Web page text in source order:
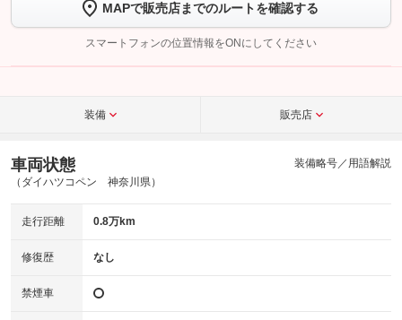
トーク画面で
ボタンをタップして問い合わせを
完了してください。
こちら
MAPで販売店までのルートを確認する
スマートフォンの位置情報をONにしてください
装備 販売店
車両状態
（ダイハツコペン 神奈川県）
装備略号／用語解説
走行距離 0.8万km
修復歴 なし
禁煙車